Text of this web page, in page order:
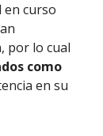
en curso
por lo cual
como
en su